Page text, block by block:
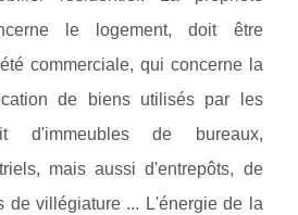
le logement, doit être
commerciale, qui concerne la
de biens utilisés par les
d'immeubles de bureaux,
mais aussi d'entrepôts, de
de villégiature ... L'énergie de la